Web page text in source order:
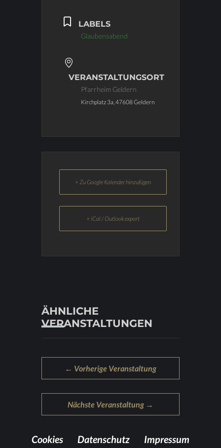
LABELS
Glaubensabend
VERANSTALTUNGSORT
Pfarrheim Geldern
Kirchplatz 3a, 47608 Geldern
+ Zu Google Kalender hinzufügen
+ iCal / Outlook export
ÄHNLICHE
VERANSTALTUNGEN
← Vorherige Veranstaltung
Nächste Veranstaltung →
Coo­kies Da­ten­schutz Im­pres­sum